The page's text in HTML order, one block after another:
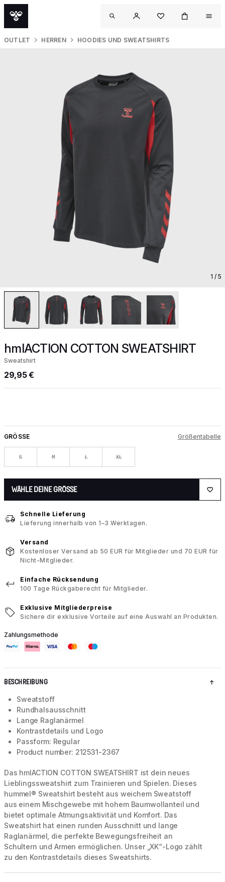
OUTLET HERREN HOODIES UND SWEATSHIRTS
1 / 5
hmlACTION COTTON SWEATSHIRT
Sweatshirt
29,95 €
GRÖSSE Größentabelle
S M L XL
WÄHLE DEINE GRÖSSE
Schnelle Lieferung
Lieferung innerhalb von 1–3 Werktagen.
Versand
Kostenloser Versand ab 50 EUR für Mitglieder und 70 EUR für
Nicht-Mitglieder.
Einfache Rücksendung
100 Tage Rückgaberecht für Mitglieder.
Exklusive Mitgliederpreise
Sichere dir exklusive Vorteile auf eine Auswahl an Produkten.
Zahlungsmethode
BESCHREIBUNG
Sweatstoff
Rundhalsausschnitt
Lange Raglanärmel
Kontrastdetails und Logo
Passform: Regular
Product number: 212531-2367
Das hmlACTION COTTON SWEATSHIRT ist dein neues
Lieblingssweatshirt zum Trainieren und Spielen. Dieses
hummel® Sweatshirt besteht aus weichem Sweatstoff
aus einem Mischgewebe mit hohem Baumwollanteil und
bietet optimale Atmungsaktivität und Komfort. Das
Sweatshirt hat einen runden Ausschnitt und lange
Raglanärmel, die perfekte Bewegungsfreiheit an
Schultern und Armen ermöglichen. Unser „XK“-Logo zählt
zu den Kontrastdetails dieses Sweatshirts.